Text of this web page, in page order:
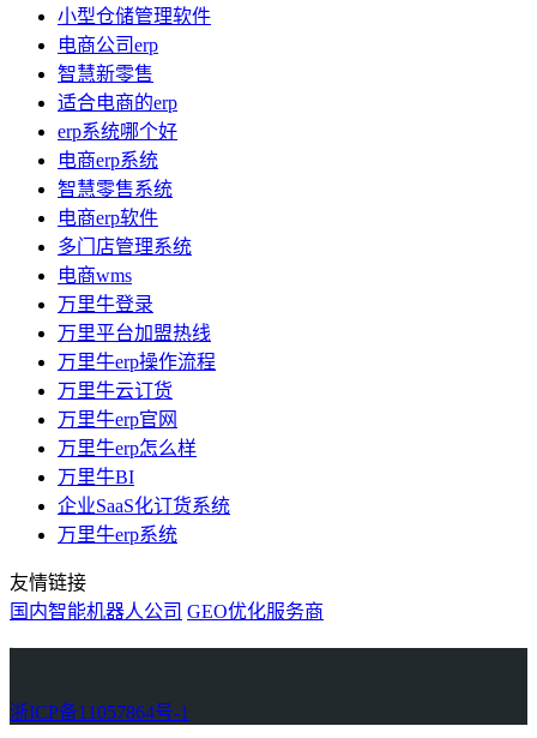
小型仓储管理软件
电商公司erp
智慧新零售
适合电商的erp
erp系统哪个好
电商erp系统
智慧零售系统
电商erp软件
多门店管理系统
电商wms
万里牛登录
万里平台加盟热线
万里牛erp操作流程
万里牛云订货
万里牛erp官网
万里牛erp怎么样
万里牛BI
企业SaaS化订货系统
万里牛erp系统
友情链接
国内智能机器人公司 GEO优化服务商
浙ICP备11057864号-1